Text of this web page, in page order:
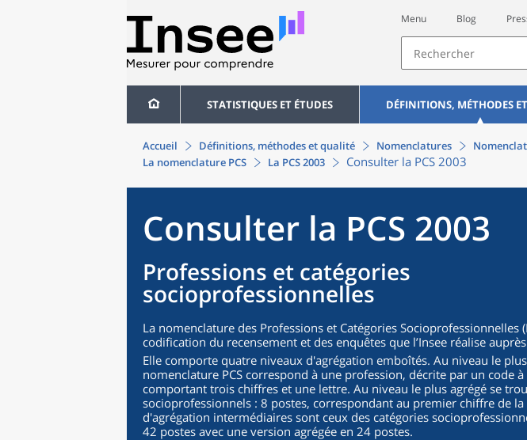
Menu Blog
STATISTIQUES ET ÉTUDES DÉFINITIONS, MÉTHODES
Accueil Définitions, méthodes et qualité Nomenclatures
La nomenclature PCS
La PCS 2003 Consulter la PCS 2003
Consulter la PCS 2003
Professions et catégories
socioprofessionnelles
La nomenclature des Professions et Catégories Socioprofessionnelles
codification du recensement et des enquêtes que l’Insee réalise
Elle comporte quatre niveaux d'agrégation emboîtés. Au niveau le
nomenclature PCS correspond à une profession, décrite par un code
comportant trois chiffres et une lettre. Au niveau le plus agrégé se
socioprofessionnels : 8 postes, correspondant au premier chiffre de la
d'agrégation intermédiaires sont ceux des catégories
42 postes avec une version agrégée en 24 postes.